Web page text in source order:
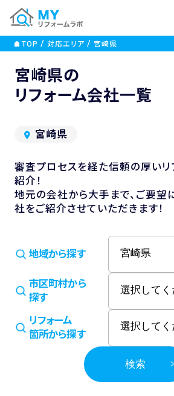
TOP 対応エリア 宮崎県
宮崎県の
リフォーム会社一覧
宮崎県
審査プロセスを経た信頼の厚いリ
紹介！
地元の会社から大手まで、ご要望
社をご紹介させていただきます！
地域から探す
市区町村から
探す
リフォーム
箇所から探す
検索